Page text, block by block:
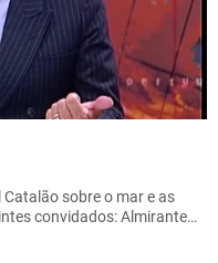
sobre o mar e as
convidados: Almirante…